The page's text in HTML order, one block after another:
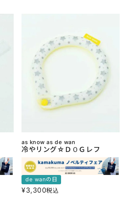
as know as de wan
冷やリング☆ＤＯＧレフ
de wanの日
¥3,300税込